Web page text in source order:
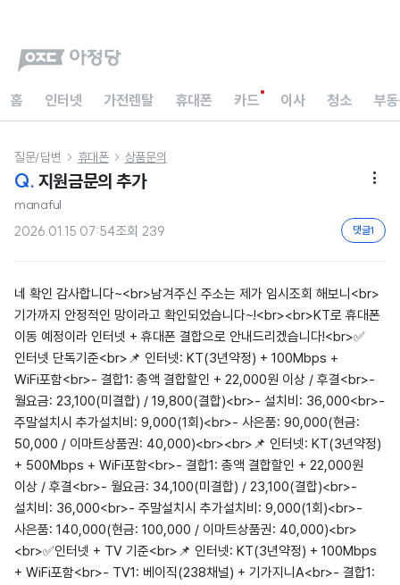
홈 인터넷 가전렌탈 휴대폰 카드 이사 청소 부
질문/답변  휴대폰  상품문의
Q. 지원금문의 추가 
manaful
2026.01.15 07:54조회 239 댓글1
네 확인 감사합니다~<br>남겨주신 주소는 제가 임시조회 해보니<br>
기가까지 안정적인 망이라고 확인되었습니다~!<br><br>KT로 휴대폰
이동 예정이라 인터넷 + 휴대폰 결합으로 안내드리겠습니다!<br>✅
인터넷 단독기준<br>📌 인터넷: KT(3년약정) + 100Mbps +
WiFi포함<br>- 결합1: 총액 결합할인 + 22,000원 이상 / 후결<br>-
월요금: 23,100(미결합) / 19,800(결합)<br>- 설치비: 36,000<br>-
주말설치시 추가설치비: 9,000(1회)<br>- 사은품: 90,000(현금:
50,000 / 이마트상품권: 40,000)<br><br>📌 인터넷: KT(3년약정)
+ 500Mbps + WiFi포함<br>- 결합1: 총액 결합할인 + 22,000원
이상 / 후결<br>- 월요금: 34,100(미결합) / 23,100(결합)<br>-
설치비: 36,000<br>- 주말설치시 추가설치비: 9,000(1회)<br>-
사은품: 140,000(현금: 100,000 / 이마트상품권: 40,000)<br>
<br>✅인터넷 + TV 기준<br>📌 인터넷: KT(3년약정) + 100Mbps
+ WiFi포함<br>- TV1: 베이직(238채널) + 기가지니A<br>- 결합1: